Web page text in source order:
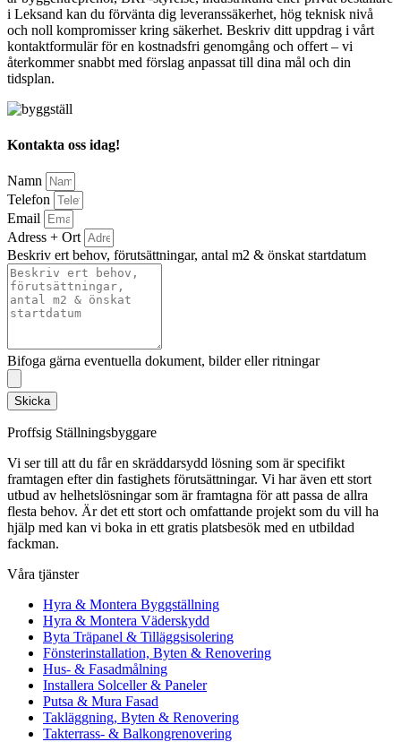
i Leksand kan du förvänta dig leveranssäkerhet, hög teknisk nivå
och noll kompromisser kring säkerhet. Beskriv ditt uppdrag i vårt
kontaktformulär för en kostnadsfri genomgång och offert – vi
återkommer snabbt med förslag anpassat till dina mål och din
tidsplan.
Kontakta oss idag!
Namn
Telefon
Email
Adress + Ort
Beskriv ert behov, förutsättningar, antal m2 & önskat startdatum
Bifoga gärna eventuella dokument, bilder eller ritningar
Skicka
Proffsig Ställningsbyggare
Vi ser till att du får en skräddarsydd lösning som är specifikt
framtagen efter din fastighets förutsättningar. Vi har även ett stort
utbud av helhetslösningar som är framtagna för att passa de allra
flesta behov. Är det ett stort och omfattande projekt som du vill ha
hjälp med kan vi boka in ett gratis platsbesök med en utbildad
fackman.
Våra tjänster
Hyra & Montera Byggställning
Hyra & Montera Väderskydd
Byta Träpanel & Tilläggsisolering
Fönsterinstallation, Byten & Renovering
Hus- & Fasadmålning
Installera Solceller & Paneler
Putsa & Mura Fasad
Takläggning, Byten & Renovering
Takterrass- & Balkongrenovering